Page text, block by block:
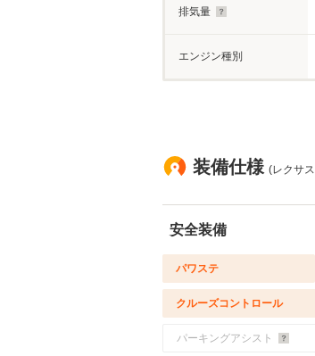
排気量
エンジン種別
装備仕様 (レクサ
安全装備
パワステ
クルーズコントロール
パーキングアシスト